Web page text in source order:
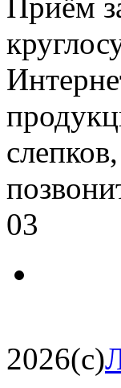
Приём
03
2026(c)